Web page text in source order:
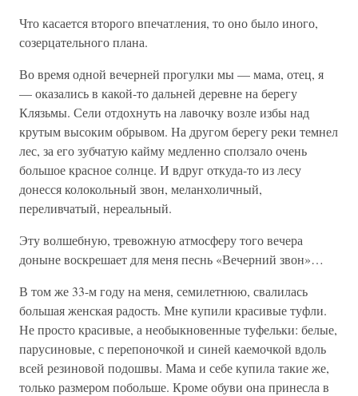
Что касается второго впечатления, то оно было иного,
созерцательного плана.
Во время одной вечерней прогулки мы — мама, отец, я
— оказались в какой-то дальней деревне на берегу
Клязьмы. Сели отдохнуть на лавочку возле избы над
крутым высоким обрывом. На другом берегу реки темнел
лес, за его зубчатую кайму медленно сползало очень
большое красное солнце. И вдруг откуда-то из лесу
донесся колокольный звон, меланхоличный,
переливчатый, нереальный.
Эту волшебную, тревожную атмосферу того вечера
доныне воскрешает для меня песнь «Вечерний звон»…
В том же 33-м году на меня, семилетнюю, свалилась
большая женская радость. Мне купили красивые туфли.
Не просто красивые, а необыкновенные туфельки: белые,
парусиновые, с перепоночкой и синей каемочкой вдоль
всей резиновой подошвы. Мама и себе купила такие же,
только размером побольше. Кроме обуви она принесла в